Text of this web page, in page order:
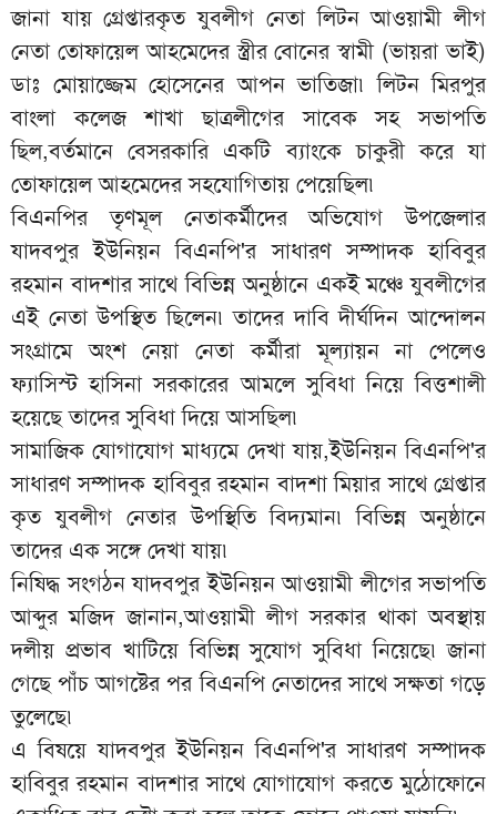
জানা যায় গ্রেপ্তারকৃত যুবলীগ নেতা লিটন আওয়ামী লীগ
নেতা তোফায়েল আহমেদের স্ত্রীর বোনের স্বামী (ভায়রা ভাই)
ডাঃ মোয়াজ্জেম হোসেনের আপন ভাতিজা৷ লিটন মিরপুর
বাংলা কলেজ শাখা ছাত্রলীগের সাবেক সহ সভাপতি
ছিল,বর্তমানে বেসরকারি একটি ব্যাংকে চাকুরী করে যা
তোফায়েল আহমেদের সহযোগিতায় পেয়েছিল৷
বিএনপির তৃণমূল নেতাকর্মীদের অভিযোগ উপজেলার
যাদবপুর ইউনিয়ন বিএনপি'র সাধারণ সম্পাদক হাবিবুর
রহমান বাদশার সাথে বিভিন্ন অনুষ্ঠানে একই মঞ্চে যুবলীগের
এই নেতা উপস্থিত ছিলেন৷ তাদের দাবি দীর্ঘদিন আন্দোলন
সংগ্রামে অংশ নেয়া নেতা কর্মীরা মূল্যায়ন না পেলেও
ফ্যাসিস্ট হাসিনা সরকারের আমলে সুবিধা নিয়ে বিত্তশালী
হয়েছে তাদের সুবিধা দিয়ে আসছিল৷
সামাজিক যোগাযোগ মাধ্যমে দেখা যায়,ইউনিয়ন বিএনপি'র
সাধারণ সম্পাদক হাবিবুর রহমান বাদশা মিয়ার সাথে গ্রেপ্তার
কৃত যুবলীগ নেতার উপস্থিতি বিদ্যমান৷ বিভিন্ন অনুষ্ঠানে
তাদের এক সঙ্গে দেখা যায়৷
নিষিদ্ধ সংগঠন যাদবপুর ইউনিয়ন আওয়ামী লীগের সভাপতি
আব্দুর মজিদ জানান,আওয়ামী লীগ সরকার থাকা অবস্থায়
দলীয় প্রভাব খাটিয়ে বিভিন্ন সুযোগ সুবিধা নিয়েছে৷ জানা
গেছে পাঁচ আগষ্টের পর বিএনপি নেতাদের সাথে সক্ষতা গড়ে
তুলেছে৷
এ বিষয়ে যাদবপুর ইউনিয়ন বিএনপি'র সাধারণ সম্পাদক
হাবিবুর রহমান বাদশার সাথে যোগাযোগ করতে মুঠোফোনে